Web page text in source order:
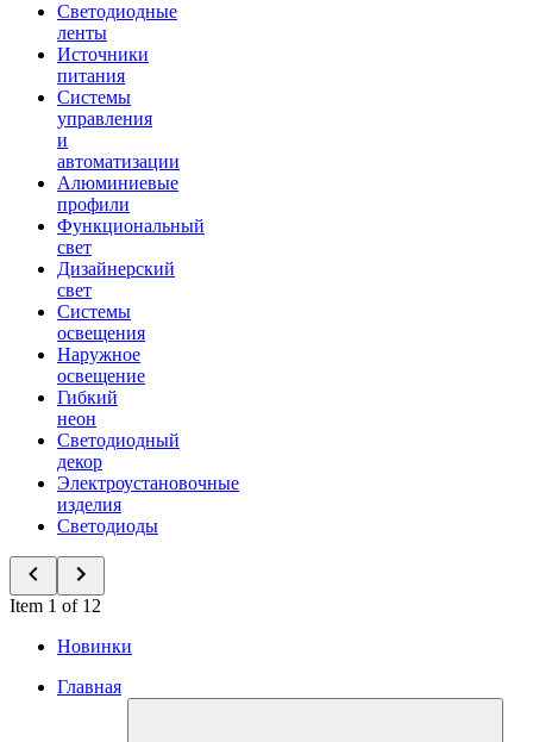
Светодиодные
ленты
Источники
питания
Системы
управления
и
автоматизации
Алюминиевые
профили
Функциональный
свет
Дизайнерский
свет
Системы
освещения
Наружное
освещение
Гибкий
неон
Светодиодный
декор
Электроустановочные
изделия
Светодиоды
Item 1 of 12
Новинки
Главная